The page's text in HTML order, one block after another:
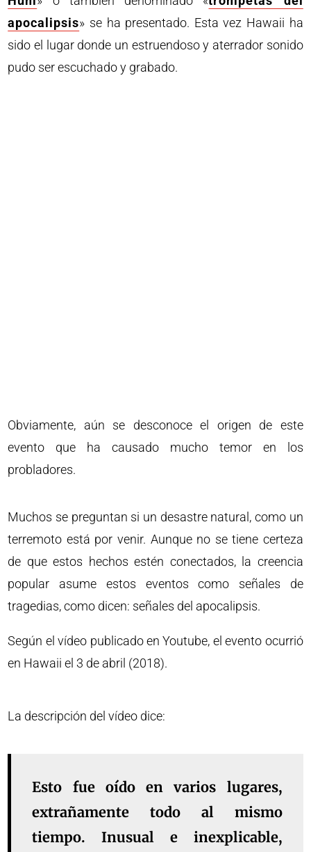
apocalipsis» se ha presentado. Esta vez Hawaii ha
sido el lugar donde un estruendoso y aterrador sonido
pudo ser escuchado y grabado.
Obviamente, aún se desconoce el origen de este
evento que ha causado mucho temor en los
probladores.
Muchos se preguntan si un desastre natural, como un
terremoto está por venir. Aunque no se tiene certeza
de que estos hechos estén conectados, la creencia
popular asume estos eventos como señales de
tragedias, como dicen: señales del apocalipsis.
Según el vídeo publicado en Youtube, el evento ocurrió
en Hawaii el 3 de abril (2018).
La descripción del vídeo dice:
Esto fue oído en varios lugares,
extrañamente todo al mismo
tiempo. Inusual e inexplicable,